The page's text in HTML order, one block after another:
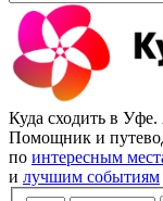
Куда сходить в
Помощник и
по интересным
и лучшим событиям